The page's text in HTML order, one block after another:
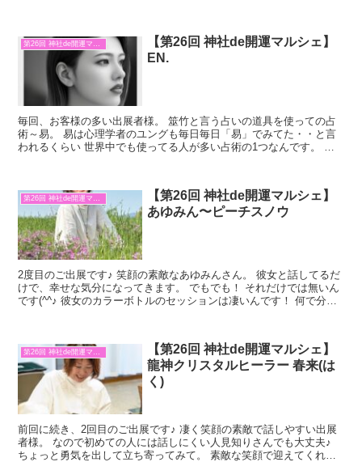
第26回 神社de開運マルシェ
【第26回 神社de開運マルシェ】
EN.
毎回、お客様の多い出展者様。 筮竹と言う占いの道具を使っての占
術～易。 易は心理学者のユングも毎日毎日「易」でみてた・・と言
われるくらい 世界中でも使ってる人が多い占術の1つなんです。 そ
【第26回 神社de開運マルシェ】
あゆみん〜ピーチスノウ
2度目のご出展です♪ 笑顔の素敵なあゆみんさん。 彼女と話してるだ
けで、幸せな気分になってきます。 でもでも！ それだけでは無いん
です(^^♪ 彼女のカラーボトルのセッションは凄いんです！ 何で分か
第26回 神社de開運マルシェ
【第26回 神社de開運マルシェ】
龍神クリスタルヒーラー 春来(は
く)
前回に続き、2回目のご出展です♪ 凄く笑顔の素敵で話しやすい出展
者様。 なので初めての人には話しにくい人見知りさんでも大丈夫♪
ちょっと勇気を出して立ち寄ってみて。 素敵な笑顔で迎えてくれま